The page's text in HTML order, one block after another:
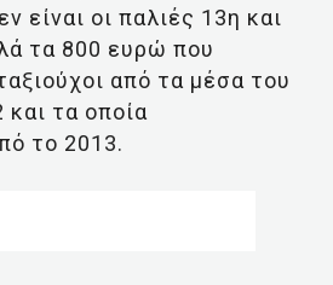
είναι οι παλιές 13η και
τα 800 ευρώ που
από τα μέσα του
τα οποία
το 2013.